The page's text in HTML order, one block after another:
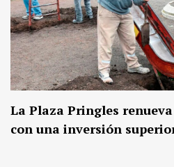
La Plaza Pringles
con una inversión